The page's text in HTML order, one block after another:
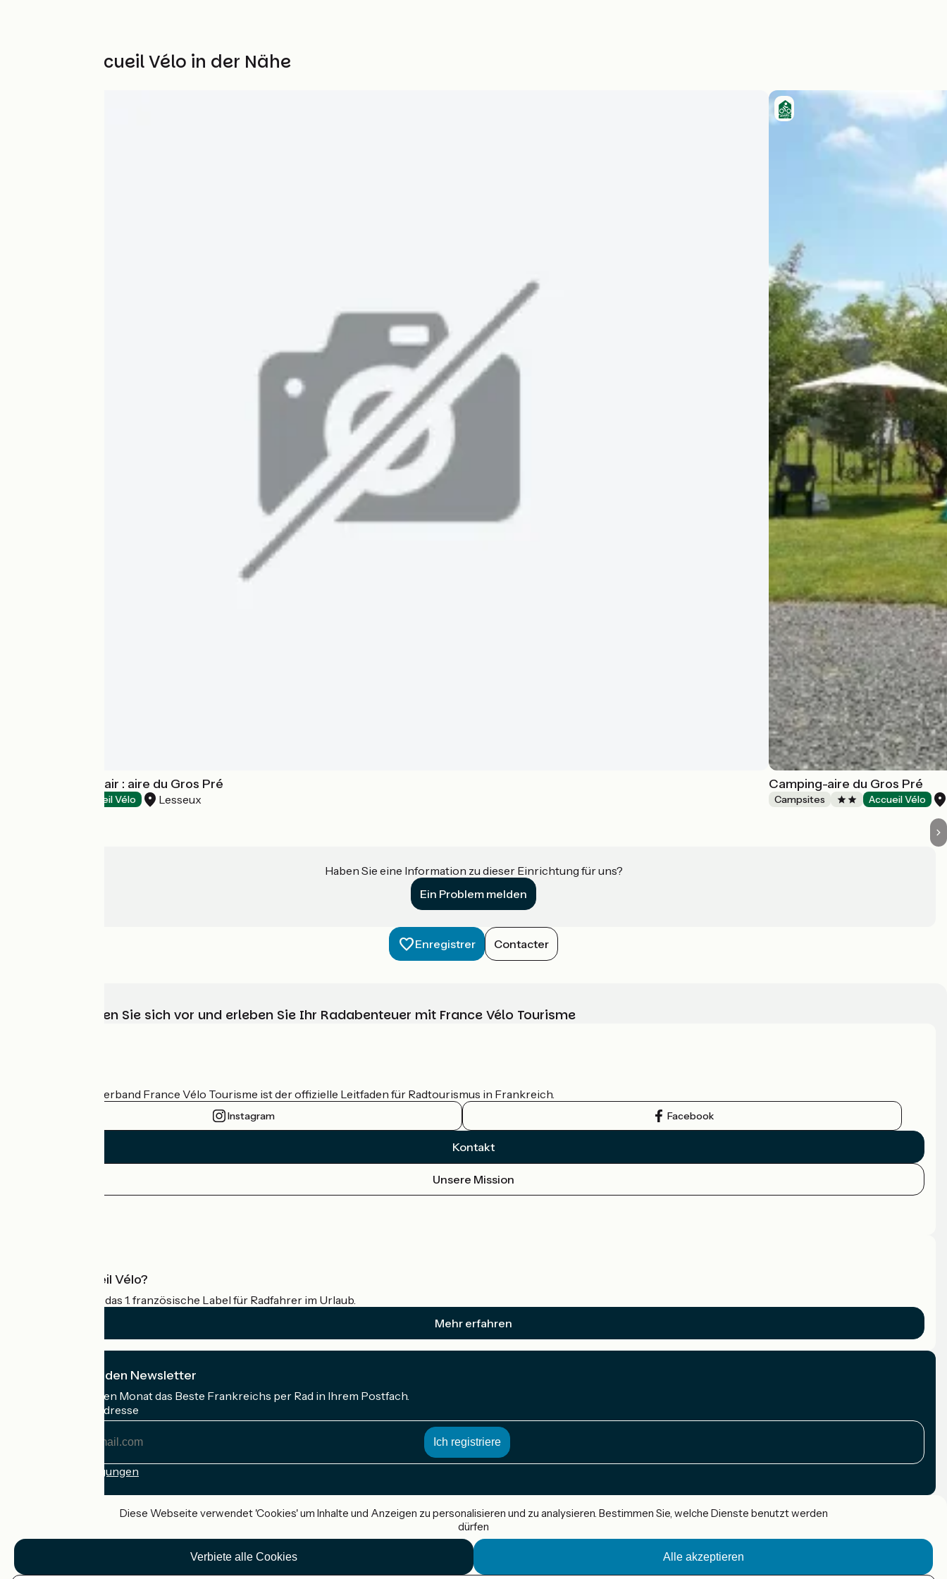
Weitere Accueil Vélo in der Nähe
Locatif de plein air : aire du Gros Pré
Accueil Vélo Lesseux
Camping-aire du Gros Pré
Campsites Accueil Vélo
Haben Sie eine Information zu dieser Einrichtung für uns?
Ein Problem melden
Enregistrer Contacter
Wählen, bereiten Sie sich vor und erleben Sie Ihr Radabenteuer mit France Vélo Tourisme
Der nationale Verband France Vélo Tourisme ist der offizielle Leitfaden für Radtourismus in Frankreich.
Instagram Facebook
Kontakt
Unsere Mission
Was ist Accueil Vélo?
Accueil Vélo ist das 1. französische Label für Radfahrer im Urlaub.
Mehr erfahren
Ich abonniere den Newsletter
Erhalten Sie jeden Monat das Beste Frankreichs per Rad in Ihrem Postfach.
Meine E-Mail-Adresse
Anmeldebedingungen
Accueil Vélo Pro
Diese Webseite verwendet 'Cookies' um Inhalte und Anzeigen zu personalisieren und zu analysieren. Bestimmen Sie, welche Dienste benutzt werden
dürfen
Alle akzeptieren
Verbiete alle Cookies